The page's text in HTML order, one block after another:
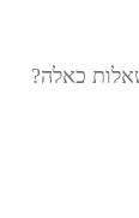
כאלה?